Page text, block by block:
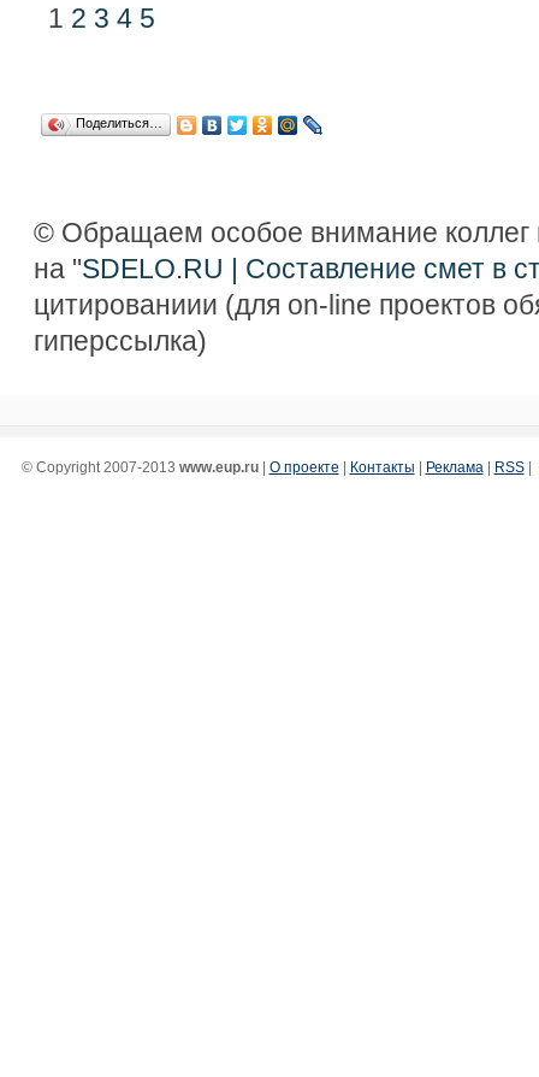
1 2 3 4 5
Поделиться…
© Обращаем особое внимание коллег
на "SDELO.RU | Составление смет в
цитированиии (для on-line проектов
гиперссылка)
© Copyright 2007-2013 www.eup.ru| О проекте | Контакты | Реклама | RSS|